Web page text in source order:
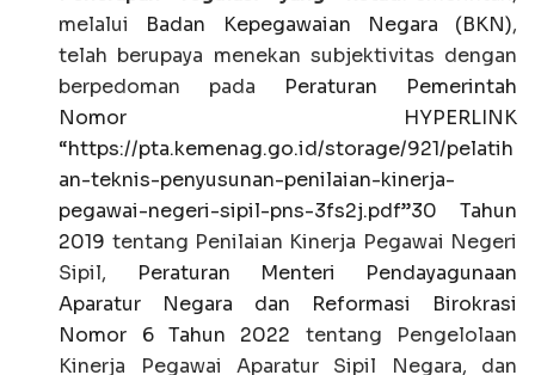
melalui Badan Kepegawaian Negara (BKN),
telah berupaya menekan subjektivitas dengan
berpedoman pada Peraturan Pemerintah
Nomor HYPERLINK
“https://pta.kemenag.go.id/storage/921/pelatih
an-teknis-penyusunan-penilaian-kinerja-
pegawai-negeri-sipil-pns-3fs2j.pdf”30 Tahun
2019 tentang Penilaian Kinerja Pegawai Negeri
Sipil,
Peraturan Menteri Pendayagunaan
Aparatur Negara dan Reformasi Birokrasi
Nomor 6 Tahun 2022 tentang Pengelolaan
Kinerja Pegawai Aparatur Sipil Negara, dan